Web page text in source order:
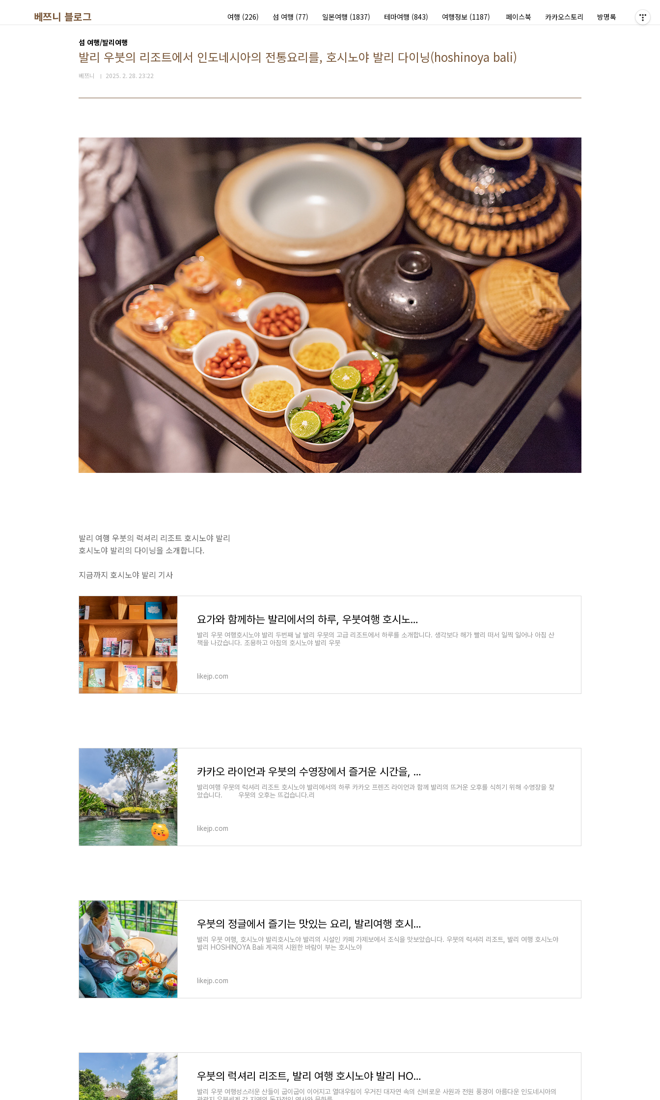
베쯔니 블로그 여행 (226) 섬 여행 (77) 일본여행 (1837) 테마여행 (843) 여행정보 (1187) 페이스북 카카오스토리 방명록
섬 여행/발리여행
발리 우붓의 리조트에서 인도네시아의 전통요리를, 호시노야 발리 다이닝(hoshinoya bali)
베쯔니 2025. 2. 28. 23:22
발리 여행 우붓의 럭셔리 리조트 호시노야 발리
호시노야 발리의 다이닝을 소개합니다.
지금까지 호시노야 발리 기사
요가와 함께하는 발리에서의 하루, 우붓여행 호시노야 발리, 문 라이트 요가
발리 우붓 여행호시노야 발리 두번째 날 발리 우붓의 고급 리조트에서 하루를 소개합니다. 생각보다 해가 빨리 떠서 일찍 일어나 아침 산
책을 나갔습니다. 조용하고 아침의 호시노야 발리 우붓
likejp.com
카카오 라이언과 우붓의 수영장에서 즐거운 시간을, 발리여행 호시노야 발리
발리여행 우붓의 럭셔리 리조트 호시노야 발리에서의 하루 카카오 프렌즈 라이언과 함께 발리의 뜨거운 오후를 식히기 위해 수영장을 찾
았습니다. 우붓의 오후는 뜨겁습니다.리
likejp.com
우붓의 정글에서 즐기는 맛있는 요리, 발리여행 호시노야 발리 카페 가제보
발리 우붓 여행, 호시노야 발리호시노야 발리의 시설인 카페 가제보에서 조식을 맛보았습니다. 우붓의 럭셔리 리조트, 발리 여행 호시노야
발리 HOSHINOYA Bali 계곡의 시원한 바람이 부는 호시노야
likejp.com
우붓의 럭셔리 리조트, 발리 여행 호시노야 발리 HOSHINOYA Bali
발리 우붓 여행성스러운 산들이 굽이굽이 이어지고 열대우림이 우거진 대자연 속의 신비로운 사원과 전원 풍경이 아름다운 인도네시아의